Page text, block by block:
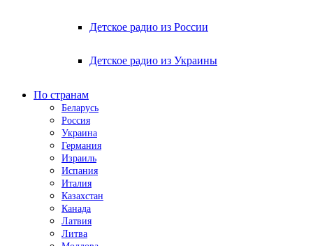
Детское радио из России
Детское радио из Украины
По странам
Беларусь
Россия
Украина
Германия
Израиль
Испания
Италия
Казахстан
Канада
Латвия
Литва